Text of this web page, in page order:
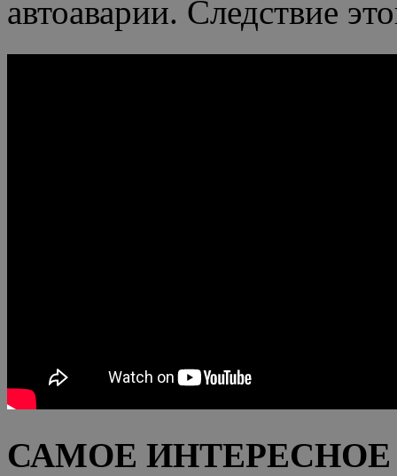
автоаварии. Следствие
САМОЕ ИНТЕРЕСНОЕ